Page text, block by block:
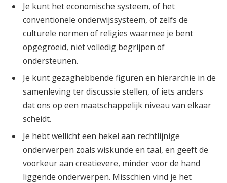
Je kunt het economische systeem, of het
conventionele onderwijssysteem, of zelfs de
culturele normen of religies waarmee je bent
opgegroeid, niet volledig begrijpen of
ondersteunen.
Je kunt gezaghebbende figuren en hiërarchie in de
samenleving ter discussie stellen, of iets anders
dat ons op een maatschappelijk niveau van elkaar
scheidt.
Je hebt wellicht een hekel aan rechtlijnige
onderwerpen zoals wiskunde en taal, en geeft de
voorkeur aan creatievere, minder voor de hand
liggende onderwerpen. Misschien vind je het